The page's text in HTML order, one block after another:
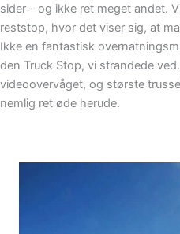
sider – og ikke ret meget andet.
reststop, hvor det viser sig, at
Ikke en fantastisk
den Truck Stop, vi strandede
videoovervåget, og største
nemlig ret øde herude.